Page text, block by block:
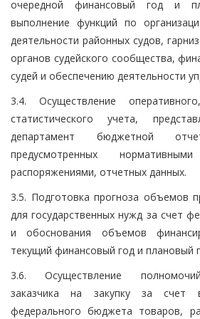
очередной финансовый год и
выполнение функций по
деятельности районных судов,
органов судейского сообщества,
судей и обеспечению деятельности
3.4. Осуществление
статистического учета,
департамент бюджетной
предусмотренных
распоряжениями, отчетных данных.
3.5. Подготовка прогноза объемов
для государственных нужд за счет
и обоснования объемов
текущий финансовый год и плановый
3.6. Осуществление полномочий
заказчика на закупку за счет
федерального бюджета товаров,